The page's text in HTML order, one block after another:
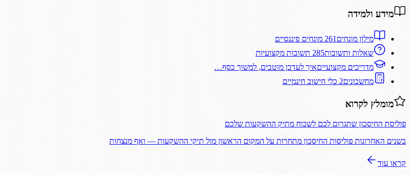
מידע ולמידה
מילון מונחים 261 מונחים פיננסיים
שאלות ותשובות285 תשובות מקצועיות
מדריכים מקצועייםאיך לעדכן מוטבים, למשוך כסף…
מחשבונים2 כלי חישוב חינמיים
מומלץ לקרוא
פוליסת החיסכון שתגרום לכם לשכוח מתיק ההשקעות שלכם
בשנים האחרונות פוליסות החיסכון מתחרות על המקום הראשון מול תיקי ההשקעות — ואף מנצחות
קראו עוד